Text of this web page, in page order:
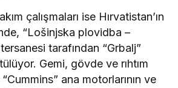
çalışmaları ise Hırvatistan’ın
“Lošinjska plovidba –
tarafından “Grbalj”
Gemi, gövde ve rıhtım
ana motorlarının ve